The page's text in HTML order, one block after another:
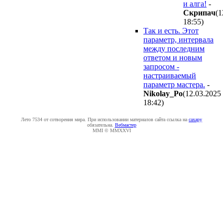
и алга! -
Cкpипaч
18:55)
Так и есть. Этот
параметр, интервала
между последним
ответом и новым
запросом -
настраиваемый
параметр мастера. -
Nikolay_Po(12.03.2025
18:42)
Лето 7534 от сотворения мира. При использовании материалов сайта ссылка на caxapу
обязательна. Вебмастер
MMI © MMXXVI